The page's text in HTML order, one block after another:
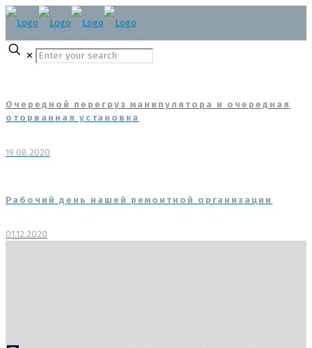
✕
Очередной перегруз манипулятора и очередная
оторванная установка
19.08.2020
Рабочий день нашей ремонтной организации
01.12.2020